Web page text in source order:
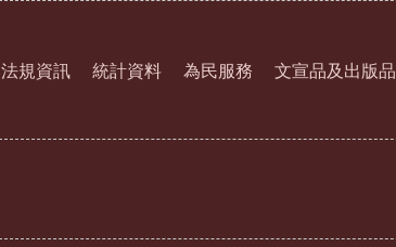
法規資訊 統計資料 為民服務 文宣品及出版品